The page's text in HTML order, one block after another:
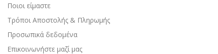
Ποιοι είμαστε
Τρόποι Αποστολής & Πληρωμής
Προσωπικά δεδομένα
Επικοινωνήστε μαζί μας